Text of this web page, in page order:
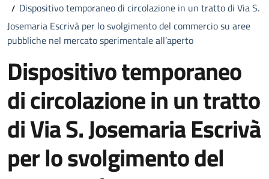
Dispositivo temporaneo di circolazione in un tratto di Via S.
Josemaria Escrivà per lo svolgimento del commercio su aree
pubbliche nel mercato sperimentale all’aperto
Dispositivo temporaneo
di circolazione in un tratto
di Via S. Josemaria Escrivà
per lo svolgimento del